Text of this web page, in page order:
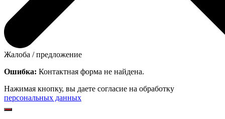
Жалоба / предложение
Ошибка: Контактная форма не найдена.
Нажимая кнопку, вы даете согласие на обработку
персональных данных